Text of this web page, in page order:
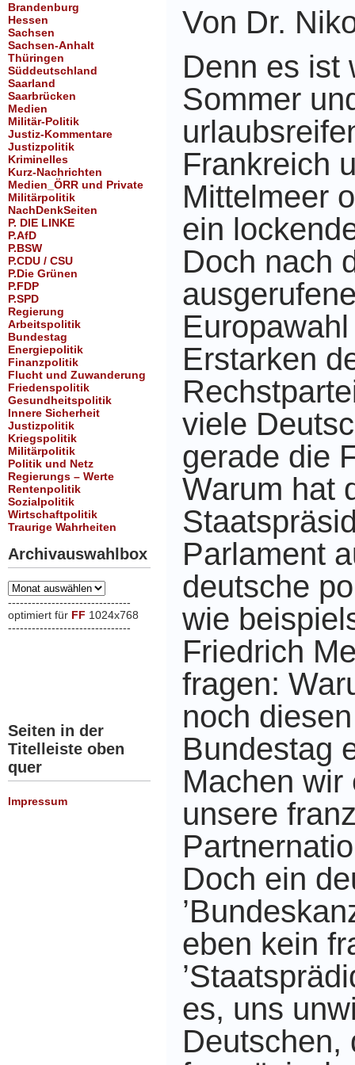
Brandenburg
Hessen
Sachsen
Sachsen-Anhalt
Thüringen
Süddeutschland
Saarland
Saarbrücken
Medien
Militär-Politik
Justiz-Kommentare
Justizpolitik
Kriminelles
Kurz-Nachrichten
Medien_ÖRR und Private
Militärpolitik
NachDenkSeiten
P. DIE LINKE
P.AfD
P.BSW
P.CDU / CSU
P.Die Grünen
P.FDP
P.SPD
Regierung
Arbeitspolitik
Bundestag
Energiepolitik
Finanzpolitik
Flucht und Zuwanderung
Friedenspolitik
Gesundheitspolitik
Innere Sicherheit
Justizpolitik
Kriegspolitik
Militärpolitik
Politik und Netz
Regierungs – Werte
Rentenpolitik
Sozialpolitik
Wirtschaftpolitik
Traurige Wahrheiten
Archivauswahlbox
Archivauswahlbox
-------------------------------
optimiert für FF 1024x768
-------------------------------
Seiten in der
Titelleiste oben
quer
Impressum
Von Dr.
Denn es ist
Sommer
Frankreich
Mittelmeer
ein
Doch nach
Erstarken
viele
gerade die
Warum hat
Parlament
deutsche
wie
Friedrich
fragen:
noch
Bundestag
Machen wir
unsere
Doch ein
eben kein
es, uns
Deutschen,